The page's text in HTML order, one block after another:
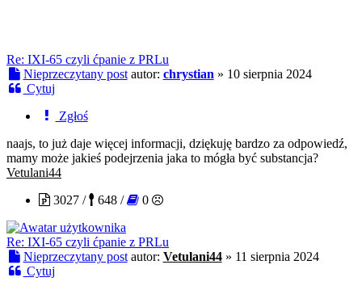
Re: IXI-65 czyli ćpanie z PRLu
Nieprzeczytany post autor: chrystian » 10 sierpnia 2024
Cytuj
Zgłoś
naajs, to już daje więcej informacji, dziękuję bardzo za odpowiedź,
mamy może jakieś podejrzenia jaka to mógła być substancja?
Vetulani44
3027 /
648 / 0
Re: IXI-65 czyli ćpanie z PRLu
Nieprzeczytany post autor: Vetulani44» 11 sierpnia 2024
Cytuj